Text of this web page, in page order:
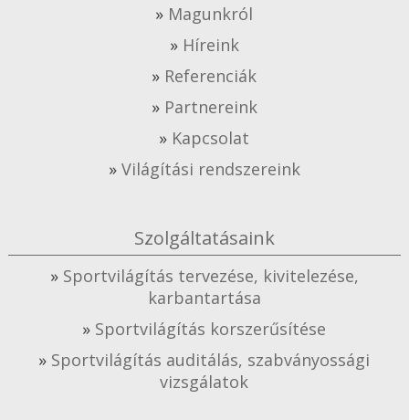
Magunkról
Híreink
Referenciák
Partnereink
Kapcsolat
Világítási rendszereink
Szolgáltatásaink
Sportvilágítás tervezése, kivitelezése,
karbantartása
Sportvilágítás korszerűsítése
Sportvilágítás auditálás, szabványossági
vizsgálatok